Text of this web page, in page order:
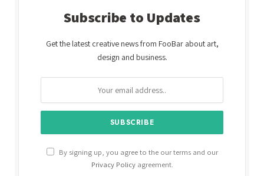
Subscribe to Updates
Get the latest creative news from FooBar about art,
design and business.
By signing up, you agree to the our terms and our
Privacy Policyagreement.